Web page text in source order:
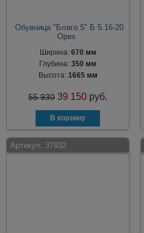
Обувница "Благо 5" Б 5.16-20
Орех
Ширина: 670 мм
Глубина:350 мм
Высота: 1665 мм
55 930 39 150 руб.
Артикул: 37932